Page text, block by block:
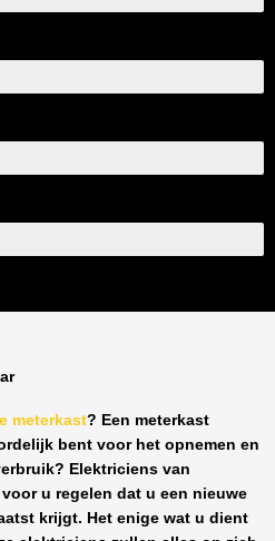
meterkast? Een meterkast
bent voor het opnemen en
Elektriciens van
u regelen dat u een nieuwe
krijgt. Het enige wat u dient